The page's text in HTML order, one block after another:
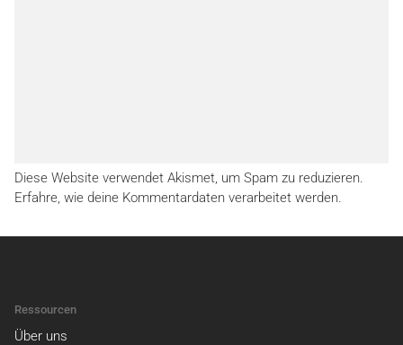
Diese Website verwendet Akismet, um Spam zu reduzieren.
Erfahre, wie deine Kommentardaten verarbeitet werden.
Ressourcen
Über uns